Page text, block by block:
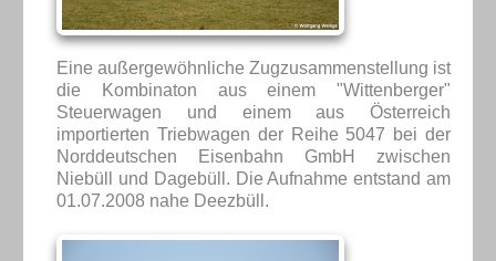
Eine außergewöhnliche Zugzusammenstellung ist
die Kombinaton aus einem "Wittenberger"
Steuerwagen und einem aus Österreich
importierten Triebwagen der Reihe 5047 bei der
Norddeutschen Eisenbahn GmbH zwischen
Niebüll und Dagebüll. Die Aufnahme entstand am
01.07.2008 nahe Deezbüll.